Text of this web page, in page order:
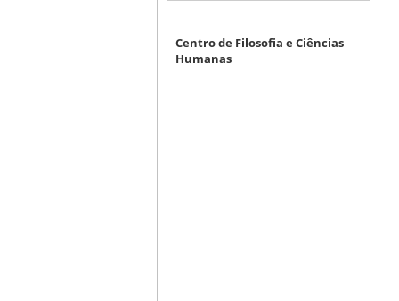
Centro de Filosofia e Ciências
Humanas